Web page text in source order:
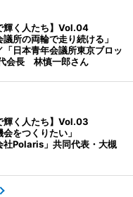
輝く人たち】Vol.04
議所の両輪で走り続ける」
「日本青年会議所東京ブロッ
会長 林慎一郎さん
輝く人たち】Vol.03
会をつくりたい」
社Polaris」共同代表・大槻